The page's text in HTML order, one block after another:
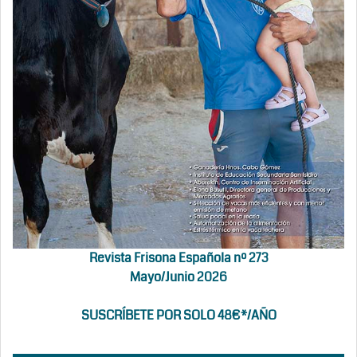
Revista Frisona Española nº 273
Mayo/Junio 2026
SUSCRÍBETE POR SOLO 48€*/AÑO